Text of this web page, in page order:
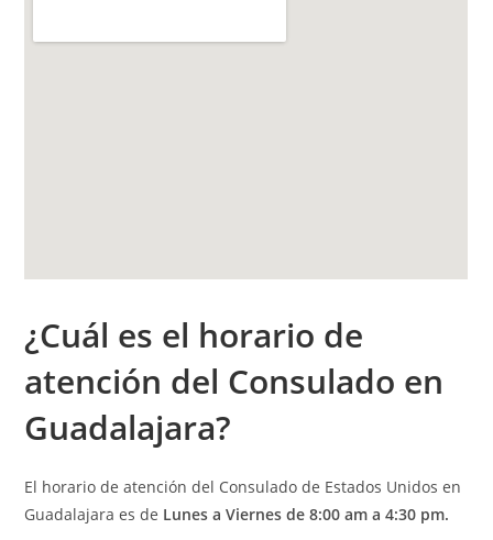
¿Cuál es el horario de
atención del Consulado en
Guadalajara?
El horario de atención del Consulado de Estados Unidos en
Guadalajara es de Lunes a Viernes de 8:00 am a 4:30 pm.